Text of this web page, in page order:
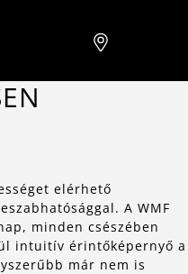
elérhető
A WMF
minden csészében
intuitív érintőképernyő a
már nem is